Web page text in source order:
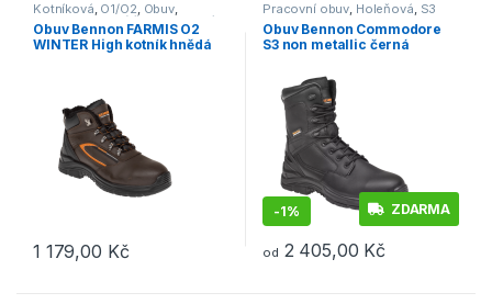
Kotníková, O1/O2, Obuv,
Outdoor a volný čas,Pracovní
obuv
Obuv Bennon FARMIS O2
WINTER High kotník hnědá
1 179,00 Kč
Tento produkt má více variant. Možnosti lze vybrat na stránce
Pracovní obuv, Holeňová, S3
Obuv Bennon Commodore
S3 non metallic černá
-1% ZDARMA
od 2 405,00 Kč